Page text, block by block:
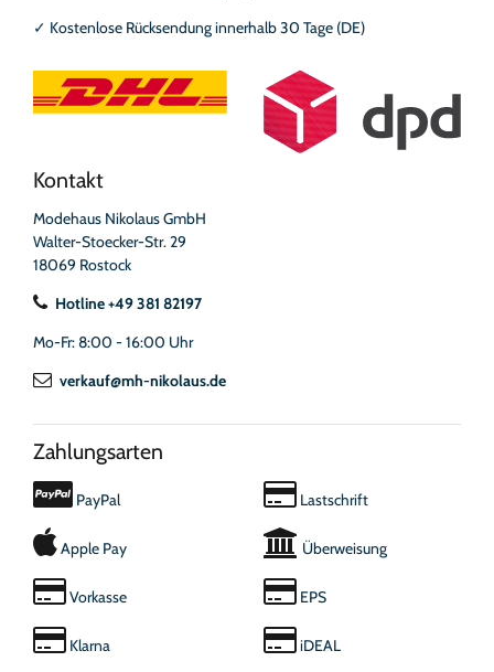
✓ Kostenlose Rücksendung innerhalb 30 Tage (DE)
Kontakt
Modehaus Nikolaus GmbH
Walter-Stoecker-Str. 29
18069 Rostock
Hotline +49 381 82197
Mo-Fr: 8:00 - 16:00 Uhr
verkauf@mh-nikolaus.de
Zahlungsarten
PayPal
Apple Pay
Vorkasse
Klarna
Lastschrift
Überweisung
EPS
iDEAL